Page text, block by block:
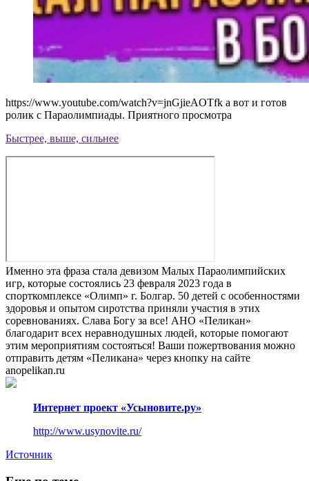
https://www.youtube.com/watch?v=jnGjieAOTfk а вот и готов
ролик с Параолимпиады. Приятного просмотра
Быстрее, выше, сильнее
Именно эта фраза стала девизом Малых Параолимпийских
игр, которые состоялись 23 февраля 2023 года в
спорткомплексе «Олимп» г. Болгар. 50 детей с особенностями
здоровья и опытом сиротства приняли участия в этих
соревнованиях. Слава Богу за все! АНО «Пеликан»
благодарит всех неравнодушных людей, которые помогают
этим мероприятиям состояться! Ваши пожертвования можно
отправить детям «Пеликана» через кнопку на сайте
anopelikan.ru
Интернет проект «Усыновите.ру»
http://www.usynovite.ru/
Источник